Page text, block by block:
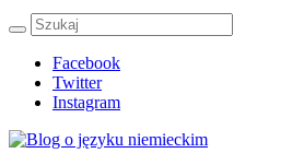
Facebook
Twitter
Instagram